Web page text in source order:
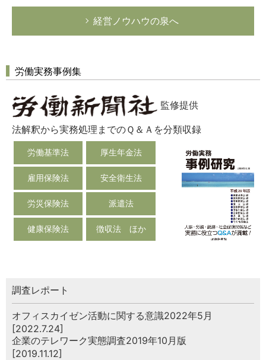
経営ノウハウの泉へ
労働実務事例集
監修提供
法解釈から実務処理までのＱ＆Ａを分類収録
労働基準法 厚生年金法
雇用保険法 安全衛生法
労災保険法 派遣法
健康保険法 徴収法 ほか
調査レポート
オフィスカイゼン活動に関する意識2022年5月
[2022.7.24]
企業のテレワーク実態調査2019年10月版
[2019.11.12]